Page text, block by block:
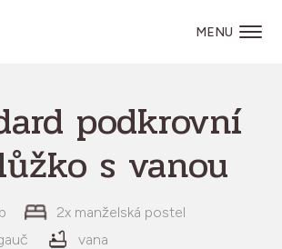
MENU
podkrovní
s vanou
2x manželská postel
vana